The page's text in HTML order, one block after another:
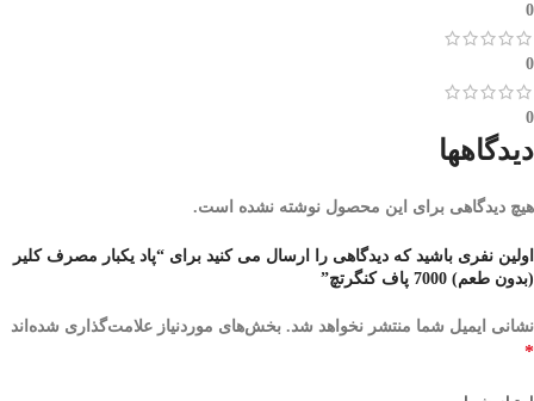
0
0
0
دیدگاهها
هیچ دیدگاهی برای این محصول نوشته نشده است.
اولین نفری باشید که دیدگاهی را ارسال می کنید برای “پاد یکبار مصرف کلیر
(بدون طعم) 7000 پاف کنگرتچ”
نشانی ایمیل شما منتشر نخواهد شد. بخش‌های موردنیاز علامت‌گذاری شده‌اند
*